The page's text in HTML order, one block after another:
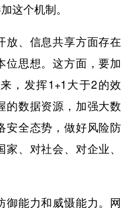
这个机制。
、信息共享方面存在
位思想。这方面，要加
，发挥1+1大于2的效
的数据资源，加强大数
安全态势，做好风险防
、对社会、对企业、
能力和威慑能力。网